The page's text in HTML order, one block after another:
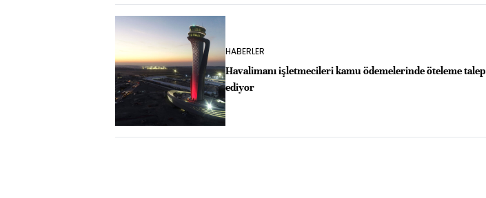
HABERLER
Havalimanı işletmecileri kamu ödemelerinde öteleme talep
ediyor